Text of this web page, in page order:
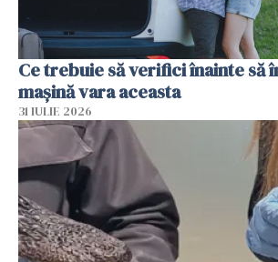
Ce trebuie să verifici înainte să
mașină vara aceasta
31 IULIE 2026